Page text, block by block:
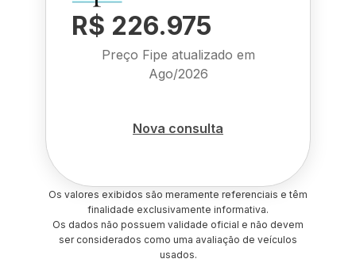
R$ 226.975
Preço Fipe atualizado em
Ago/2026
Nova consulta
Os valores exibidos são meramente referenciais e têm
finalidade exclusivamente informativa.
Os dados não possuem validade oficial e não devem
ser considerados como uma avaliação de veículos
usados.